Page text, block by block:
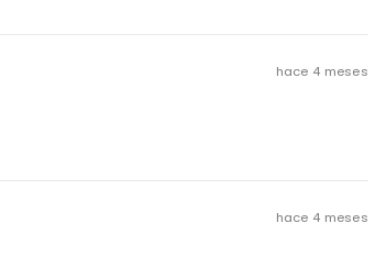
hace 4 meses
hace 4 meses